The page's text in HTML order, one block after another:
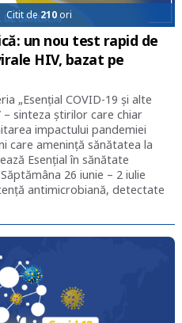
Citit de210ori
un nou test rapid de
HIV, bazat pe
„Esențial COVID-19 și alte
sinteza știrilor care chiar
impactului pandemiei
care amenință sănătatea la
Esențial în sănătate
26 iunie – 2 iulie
antimicrobiană, detectate